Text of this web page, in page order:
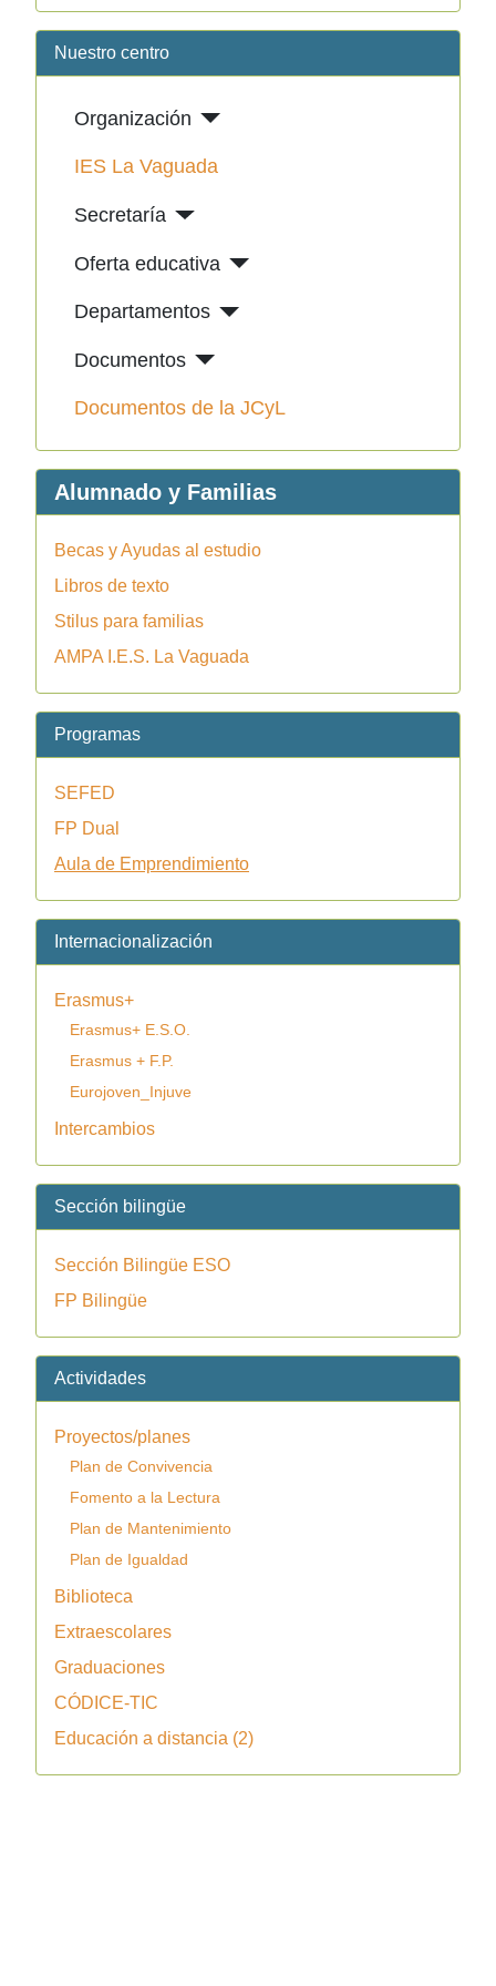
Nuestro centro
Organización
IES La Vaguada
Secretaría
Oferta educativa
Departamentos
Documentos
Documentos de la JCyL
Alumnado y Familias
Becas y Ayudas al estudio
Libros de texto
Stilus para familias
AMPA I.E.S. La Vaguada
Programas
SEFED
FP Dual
Aula de Emprendimiento
Internacionalización
Erasmus+
Erasmus+ E.S.O.
Erasmus + F.P.
Eurojoven_Injuve
Intercambios
Sección bilingüe
Sección Bilingüe ESO
FP Bilingüe
Actividades
Proyectos/planes
Plan de Convivencia
Fomento a la Lectura
Plan de Mantenimiento
Plan de Igualdad
Biblioteca
Extraescolares
Graduaciones
CÓDICE-TIC
Educación a distancia (2)